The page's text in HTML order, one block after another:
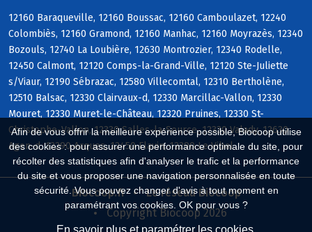
Afin de vous offrir la meilleure expérience possible, Biocoop utilise
des cookies : pour assurer une performance optimale du site, pour
récolter des statistiques afin d'analyser le trafic et la performance
du site et vous proposer une navigation personnalisée en toute
sécurité. Vous pouvez changer d'avis à tout moment en
paramétrant vos cookies. OK pour vous ?
En savoir plus et paramétrer les cookies
12160 Baraqueville, 12160 Boussac, 12160 Camboulazet, 12240
Colombiès, 12160 Gramond, 12160 Manhac, 12160 Moyrazès, 12340
Bozouls, 12740 La Loubière, 12630 Montrozier, 12340 Rodelle,
12450 Calmont, 12120 Comps-la-Grand-Ville, 12120 Ste-Juliette
s/Viaur, 12190 Sébrazac, 12580 Villecomtal, 12310 Bertholène,
12510 Balsac, 12330 Clairvaux-d, 12330 Marcillac-Vallon, 12330
Mouret, 12330 Muret-le-Château, 12320 Pruines, 12330 St-
Christophe-Vallon, 12330 Salles-la-Source, 12330 Valady, 12630
Agen-d, 12290 Arques, 12450 Flavin, 12290 Le Vibal
Biocoop.fr
Le réseau Biocoop
Copyright Biocoop 2026